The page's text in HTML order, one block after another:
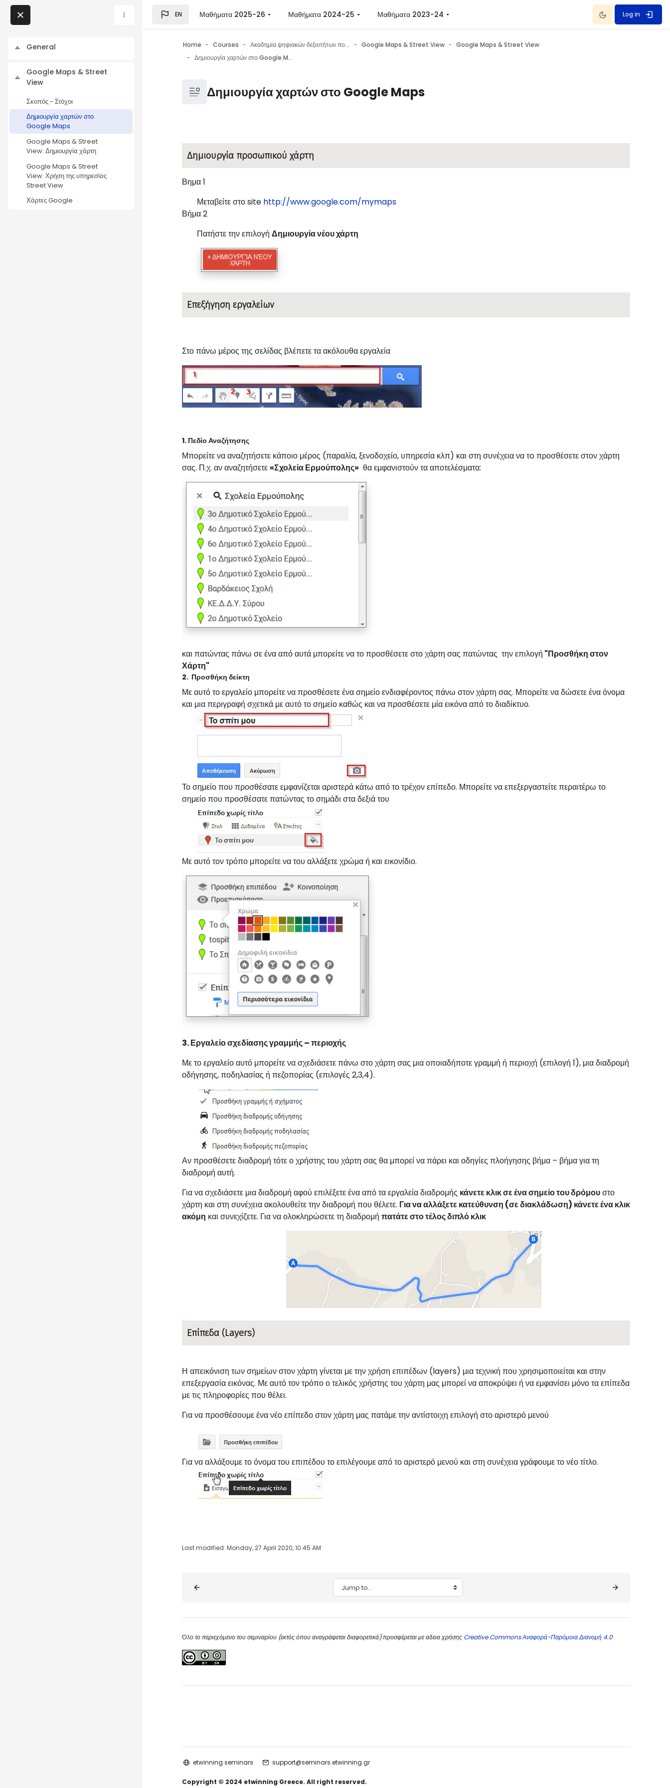
Blocks
Collapse
General
Collapse
Google Maps & Street
View
Σκοπός - Στόχοι
Δημιουργία χαρτών στο
Google Maps
Google Maps & Street
View: Δημιουργία χάρτη
Google Maps & Street
View: Χρήση της υπηρεσίας
Street View
Χάρτες Google
EN Μαθήματα 2025-26 Μαθήματα 2024-25 Μαθήματα 2023-24 Dark Mode
Log in
Home Courses Ακαδημία ψηφιακών δεξιοτήτων πολιτών Google Maps & Street View
Google Maps & Street View
Δημιουργία χαρτών στο Google Maps
BlocksΔημιουργία χαρτών στο Google Maps
Blocks
Δημιουργία προσωπικού χάρτη
Βημα 1
Μεταβείτε στο site http://www.google.com/mymaps
Βήμα 2
Πατήστε την επιλογή Δημιουργία νέου χάρτη
Επεξήγηση εργαλείων
Στο πάνω μέρος της σελίδας βλέπετε τα ακόλουθα εργαλεία
1. Πεδίο Αναζήτησης
Μπορείτε να αναζητήσετε κάποιο μέρος (παραλία, ξενοδοχείο, υπηρεσία κλπ) και στη συνέχεια να τo προσθέσετε στον χάρτη
σας. Π.χ. αν αναζητήσετε «Σχολεία Ερμούπολης» θα εμφανιστούν τα αποτελέσματα:
και πατώντας πάνω σε ένα από αυτά μπορείτε να το προσθέσετε στο χάρτη σας πατώντας την επιλογή "Προσθήκη στον
Χάρτη"
2. Προσθήκη δείκτη
Με αυτό το εργαλείο μπορείτε να προσθέσετε ένα σημείο ενδιαφέροντος πάνω στον χάρτη σας. Μπορείτε να δώσετε ένα όνομα
και μια περιγραφή σχετικά με αυτό το σημείο καθώς και να προσθέσετε μία εικόνα από το διαδίκτυο.
Το σημείο που προσθέσατε εμφανίζεται αριστερά κάτω από το τρέχον επίπεδο. Μπορείτε να επεξεργαστείτε περαιτέρω το
σημείο που προσθέσατε πατώντας το σημάδι στα δεξιά του
Με αυτό τον τρόπο μπορείτε να του αλλάξετε χρώμα ή και εικονίδιο.
3.Εργαλείο σχεδίασης γραμμής – περιοχής
Με το εργαλείο αυτό μπορείτε να σχεδιάσετε πάνω στο χάρτη σας μια οποιαδήποτε γραμμή ή περιοχή (επιλογή 1), μια διαδρομή
οδήγησης, ποδηλασίας ή πεζοπορίας (επιλογές 2,3,4).
Αν προσθέσετε διαδρομή τότε ο χρήστης του χάρτη σας θα μπορεί να πάρει και οδηγίες πλοήγησης βήμα – βήμα για τη
διαδρομή αυτή.
Για να σχεδιάσετε μια διαδρομή αφού επιλέξετε ένα από τα εργαλεία διαδρομής κάνετε κλικ σε ένα σημείο του δρόμουστο
χάρτη και στη συνέχεια ακολουθείτε την διαδρομή που θέλετε. Για να αλλάξετε κατεύθυνση (σε διακλάδωση) κάνετε ένα κλικ
ακόμη και συνεχίζετε. Για να ολοκληρώσετε τη διαδρομή πατάτε στο τέλος διπλό κλικ
Επίπεδα (Layers)
Η απεικόνιση των σημείων στον χάρτη γίνεται με την χρήση επιπέδων (layers) μια τεχνική που χρησιμοποιείται και στην
επεξεργασία εικόνας. Με αυτό τον τρόπο ο τελικός χρήστης του χάρτη μας μπορεί να αποκρύψει ή να εμφανίσει μόνο τα επίπεδα
με τις πληροφορίες που θέλει.
Για να προσθέσουμε ένα νέο επίπεδο στον χάρτη μας πατάμε την αντίστοιχη επιλογή στο αριστερό μενού
Για να αλλάξουμε το όνομα του επιπέδου το επιλέγουμε από το αριστερό μενού και στη συνέχεια γράφουμε το νέο τίτλο.
Last modified: Monday, 27 April 2020, 10:45 AM
Blocks Jump to...
Όλο το περιεχόμενο του σεμιναρίου (εκτός όπου αναγράφεται διαφορετικά) προσφέρεται με αδεια χρήσης Creative Commons Αναφορά-Παρόμοια Διανομή 4.0
etwinning seminars support@seminars.etwinning.gr
Copyright © 2024 etwinning Greece. All right reserved.